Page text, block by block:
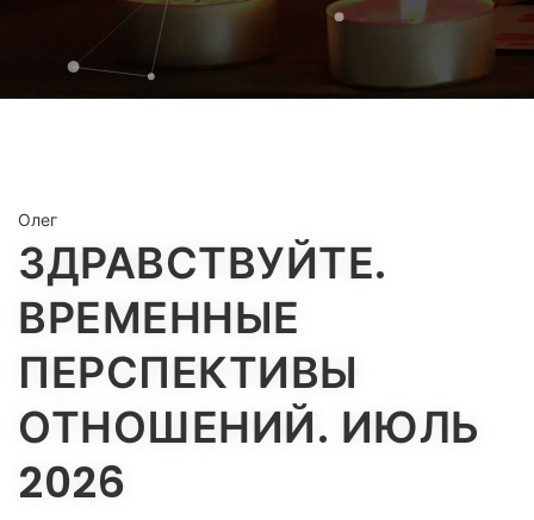
Олег
ЗДРАВСТВУЙТЕ.
ВРЕМЕННЫЕ
ПЕРСПЕКТИВЫ
ОТНОШЕНИЙ. ИЮЛЬ
2026